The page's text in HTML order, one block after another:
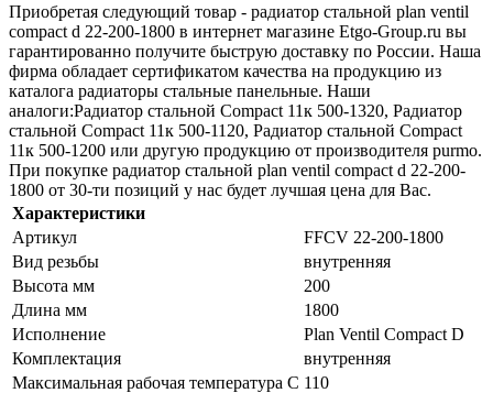
Приобретая следующий товар - радиатор стальной plan ventil
compact d 22-200-1800 в интернет магазине Etgo-Group.ru вы
гарантированно получите быструю доставку по России. Наша
фирма обладает сертификатом качества на продукцию из
каталога радиаторы стальные панельные. Наши
аналоги:Радиатор стальной Compact 11к 500-1320, Радиатор
стальной Compact 11к 500-1120, Радиатор стальной Compact
11к 500-1200 или другую продукцию от производителя purmo.
При покупке радиатор стальной plan ventil compact d 22-200-
1800 от 30-ти позиций у нас будет лучшая цена для Вас.
Характеристики
Артикул
FFCV 22-200-1800
Вид резьбы
внутренняя
Высота мм
200
Длина мм
1800
Исполнение
Plan Ventil Compact D
Комплектация
внутренняя
Максимальная рабочая температура C 110